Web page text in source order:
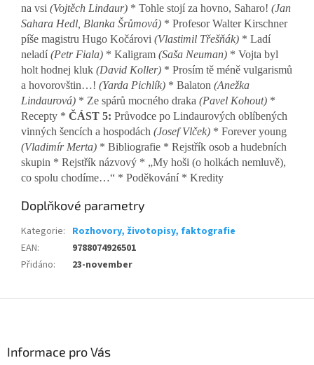
na vsi (Vojtěch Lindaur) * Tohle stojí za hovno, Saharo! (Jan
Sahara Hedl, Blanka Šrůmová) * Profesor Walter Kirschner
píše magistru Hugo Kočárovi (Vlastimil Třešňák) * Ladí
neladí(Petr Fiala) * Kaligram (Saša Neuman) * Vojta byl
holt hodnej kluk (David Koller) * Prosím tě méně vulgarismů
a hovorovštin…! (Yarda Pichlík) * Balaton (Anežka
Lindaurová) * Ze spárů mocného draka (Pavel Kohout) *
Recepty * ČÁST 5: Průvodce po Lindaurových oblíbených
vinných šencích a hospodách (Josef Vlček) * Forever young
(Vladimír Merta) * Bibliografie * Rejstřík osob a hudebních
skupin * Rejstřík názvový * „My hoši (o holkách nemluvě),
co spolu chodíme…“ * Poděkování * Kredity
Doplňkové parametry
Kategorie: Rozhovory, životopisy, faktografie
EAN:
9788074926501
Přidáno: 23-november
Informace pro Vás